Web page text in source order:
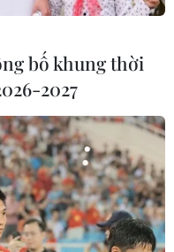
2023 sau
Iraq
Đội tuyển Iraq, Đội
tứ kết Asian Cup 2023
bố khung thời
2027